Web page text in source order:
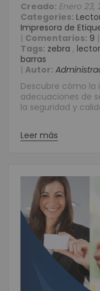
Creado: Enero 23,
Categories:
Impresora de
| Comentarios: 9 |
Tags: zebra ,
barras
| Autor:
Descubre cómo la
adecuaciones de
la seguridad y
Leer más